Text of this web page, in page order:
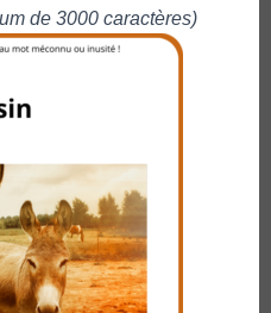
de 3000 caractères)